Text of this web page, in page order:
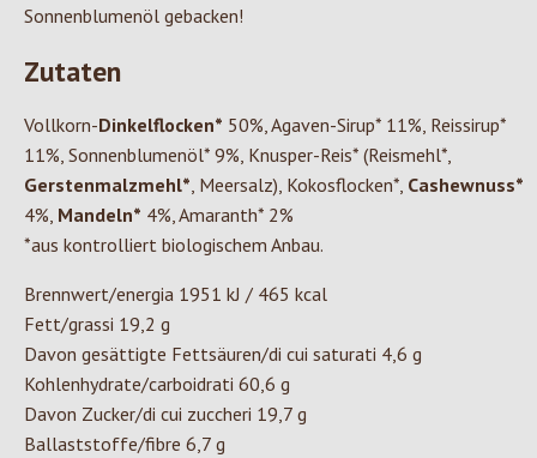
Sonnenblumenöl gebacken!
Zutaten
Vollkorn-Dinkelflocken* 50%, Agaven-Sirup* 11%, Reissirup*
11%, Sonnenblumenöl* 9%, Knusper-Reis* (Reismehl*,
Gerstenmalzmehl*, Meersalz), Kokosflocken*, Cashewnuss*
4%, Mandeln* 4%, Amaranth* 2%
*aus kontrolliert biologischem Anbau.
Brennwert/energia 1951 kJ / 465 kcal
Fett/grassi 19,2 g
Davon gesättigte Fettsäuren/di cui saturati 4,6 g
Kohlenhydrate/carboidrati 60,6 g
Davon Zucker/di cui zuccheri 19,7 g
Ballaststoffe/fibre 6,7 g